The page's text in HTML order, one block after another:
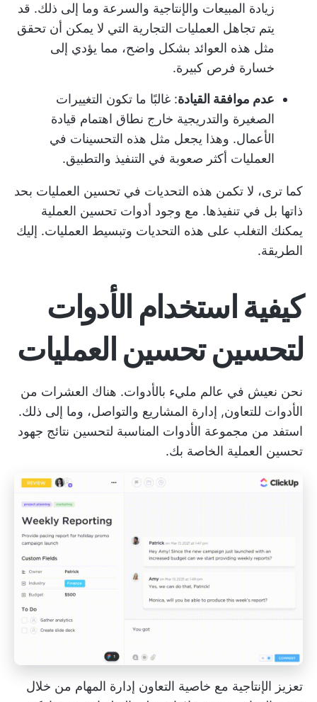
زيادة المبيعات والإنتاجية والسرعة وما إلى ذلك. قد
يتم تجاهل العمليات التجارية التي لا يمكن أن تحقق
مثل هذه العوائد بشكل واضح، مما يؤدي إلى
خسارة فرص كبيرة.
عدم موافقة القيادة: غالبًا ما تكون التغييرات
الصغيرة والتدريجية خارج نطاق اهتمام قيادة
الأعمال. وهذا يجعل مثل هذه التحسينات في
العمليات أكثر صعوبة في التنفيذ والتطبيق.
كما ترى، لا تكمن هذه التحديات في تحسين العمليات بحد
ذاتها بل في تنفيذها. مع وجود أدوات تحسين العملية
يمكنك التغلب على هذه التحديات وتبسيط العمليات. إليك
الطريقة.
كيفية استخدام الأدوات
لتحسين تحسين العمليات
نحن نعيش في عالم مليء بالأدوات. هناك العشرات من
الأدوات للتعاون, إدارة المشاريع والتواصل، وما إلى ذلك.
استفد من مجموعة الأدوات المناسبة لتحسين نتائج جهود
تحسين العملية الخاصة بك.
تعزيز الإنتاجية مع خاصية التعاون إدارة المهام من خلال